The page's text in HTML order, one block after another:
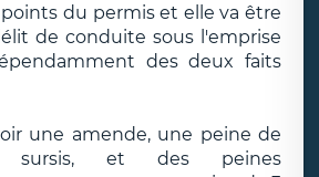
du permis et elle va être
de conduite sous l'emprise
des deux faits
une amende, une peine de
sursis, et des peines